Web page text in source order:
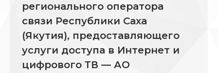
регионального оператора
связи Республики Саха
(Якутия), предоставляющего
услуги доступа в Интернет и
цифрового ТВ — АО